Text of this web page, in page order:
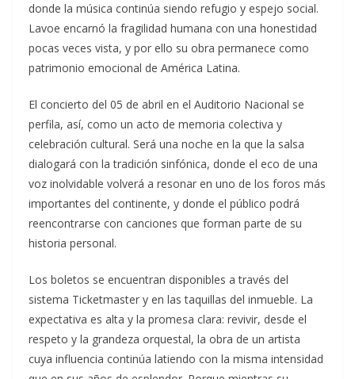
donde la música continúa siendo refugio y espejo social.
Lavoe encarnó la fragilidad humana con una honestidad
pocas veces vista, y por ello su obra permanece como
patrimonio emocional de América Latina.
El concierto del 05 de abril en el Auditorio Nacional se
perfila, así, como un acto de memoria colectiva y
celebración cultural. Será una noche en la que la salsa
dialogará con la tradición sinfónica, donde el eco de una
voz inolvidable volverá a resonar en uno de los foros más
importantes del continente, y donde el público podrá
reencontrarse con canciones que forman parte de su
historia personal.
Los boletos se encuentran disponibles a través del
sistema Ticketmaster y en las taquillas del inmueble. La
expectativa es alta y la promesa clara: revivir, desde el
respeto y la grandeza orquestal, la obra de un artista
cuya influencia continúa latiendo con la misma intensidad